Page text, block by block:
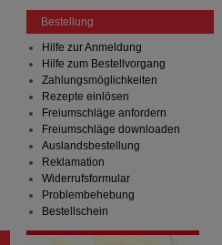
Bestellung
Hilfe zur Anmeldung
Hilfe zum Bestellvorgang
Zahlungsmöglichkeiten
Rezepte einlösen
Freiumschläge anfordern
Freiumschläge downloaden
Auslandsbestellung
Reklamation
Widerrufsformular
Problembehebung
Bestellschein